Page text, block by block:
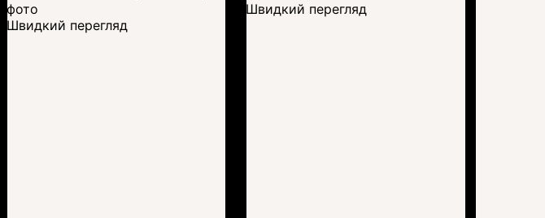
Швидкий перегляд
Швидкий перегляд